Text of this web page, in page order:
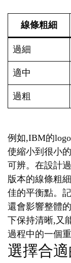
線條粗細
過細
適中
過粗
例如,IBM的
使縮小到很小
可辨。在設計
版本的線條粗
佳的平衡點。
還會影響整體
下保持清晰,又
過程中的一個重
選擇合